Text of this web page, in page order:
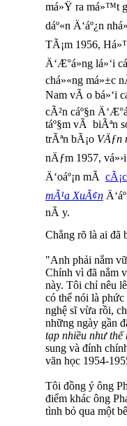
má»Ÿ ra má»™t
dáº«n Ä‘áº¿n
TÃ¡m 1956,
Ä‘Æ°á»ng lá»‘i
chá»«ng má»±c
Nam vÃ o bá»‘i
cÃ²n cáº§n
táº§m vÃ biÃªn
trÃªn bÃ¡o VÄƒn
nÄƒm 1957,
Ä‘oáº¡n mÃ
mÃ¹a XuÃ¢n
nÃ y.
Chẳng rõ là ai đã
"Anh phải nắm
Chính vì đã nắm
này. Tôi chỉ nêu
có thể nói là
nghệ sĩ vừa rồi,
những ngày gần
tạp nhiều như thế
sung và đính
văn học 1954-
Tôi đồng ý ông
điểm khác ông
tình bỏ qua một